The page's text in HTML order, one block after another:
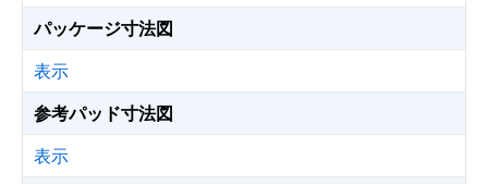
パッケージ寸法図
表示
参考パッド寸法図
表示